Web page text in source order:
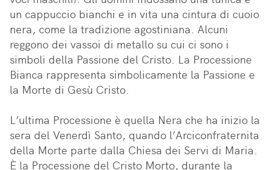
un cappuccio bianchi e in vita una cintura di cuoio
nera, come la tradizione agostiniana. Alcuni
reggono dei vassoi di metallo su cui ci sono i
simboli della Passione del Cristo. La Processione
Bianca rappresenta simbolicamente la Passione e
la Morte di Gesù Cristo.
L’ultima Processione è quella Nera che ha inizio la
sera del Venerdì Santo, quando l’Arciconfraternita
della Morte parte dalla Chiesa dei Servi di Maria.
È la Processione del Cristo Morto, durante la